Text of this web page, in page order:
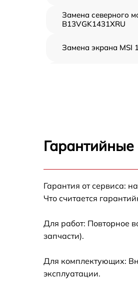
Замена северного
B13VGK1431XRU
Замена экрана MSI
Замена
B13VGK1431XRU
Замена звуковой
Замена USB порта
Гарантийные
Гарантия от сервиса:
Что считается
Для работ: Повторное
запчасти).
Для комплектующих:
эксплуатации.